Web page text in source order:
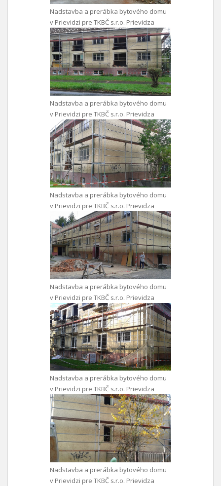
Nadstavba a prerábka bytového domu
v Prievidzi pre TKBČ s.r.o. Prievidza
Nadstavba a prerábka bytového domu
v Prievidzi pre TKBČ s.r.o. Prievidza
Nadstavba a prerábka bytového domu
v Prievidzi pre TKBČ s.r.o. Prievidza
Nadstavba a prerábka bytového domu
v Prievidzi pre TKBČ s.r.o. Prievidza
Nadstavba a prerábka bytového domu
v Prievidzi pre TKBČ s.r.o. Prievidza
Nadstavba a prerábka bytového domu
v Prievidzi pre TKBČ s.r.o. Prievidza